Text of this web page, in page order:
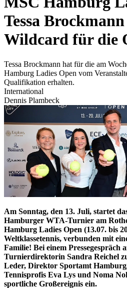
Tessa
Wildcard für die
Tessa Brockmann hat für die am
Hamburg Ladies Open vom
Qualifikation erhalten.
International
Dennis Plambeck
Am Sonntag, den 13. Juli, startet
Hamburger WTA-Turnier am
Hamburg Ladies Open (13.07. bis
Weltklassetennis, verbunden mit
Familie! Bei einem Pressegespräch
Turnierdirektorin Sandra Reichel
Leder, Direktor Sportamt
Tennisprofis Eva Lys und Noma
sportliche Großereignis ein.